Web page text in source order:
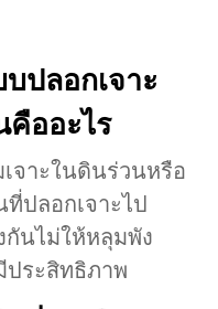
ปลอกเจาะ
คืออะไร
จาะในดินร่วนหรือ
ปลอกเจาะไป
กันไม่ให้หลุมพัง
ประสิทธิภาพ